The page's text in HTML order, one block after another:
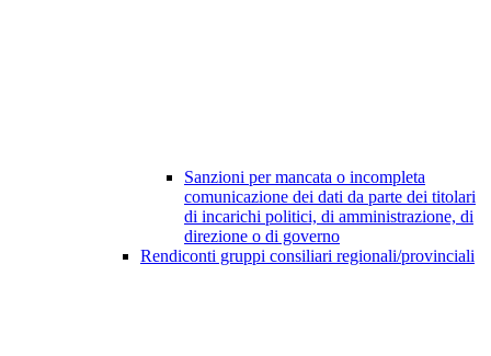
Sanzioni per mancata o incompleta
comunicazione dei dati da parte dei titolari
di incarichi politici, di amministrazione, di
direzione o di governo
Rendiconti gruppi consiliari regionali/provinciali